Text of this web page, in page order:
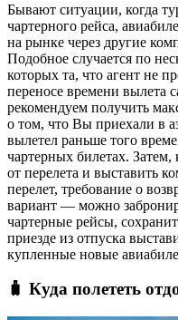
Бывают ситуации, когда
чартерного рейса,
на рынке через другие
Подобное случается по
которых та, что агент не
переносе времени вылета
рекомендуем получить
о том, что Вы приехали в
вылетел раньше того
чартерных билетах. Затем,
от перелета и выставить
перелет, требование о
вариант — можно
чартерные рейсы,
приезде из отпуска
купленные новые
🧳 Куда полететь